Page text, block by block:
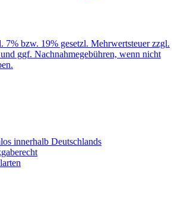
7% bzw. 19% gesetzl. Mehrwertsteuer zzgl.
ggf. Nachnahmegebühren, wenn nicht
innerhalb Deutschlands